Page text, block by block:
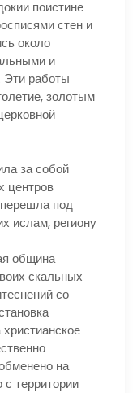
поистине
стен и
около
и
Эти работы
золотым
за собой
центров
перешла под
ислам, региону
община
скальных
со
на
с территории